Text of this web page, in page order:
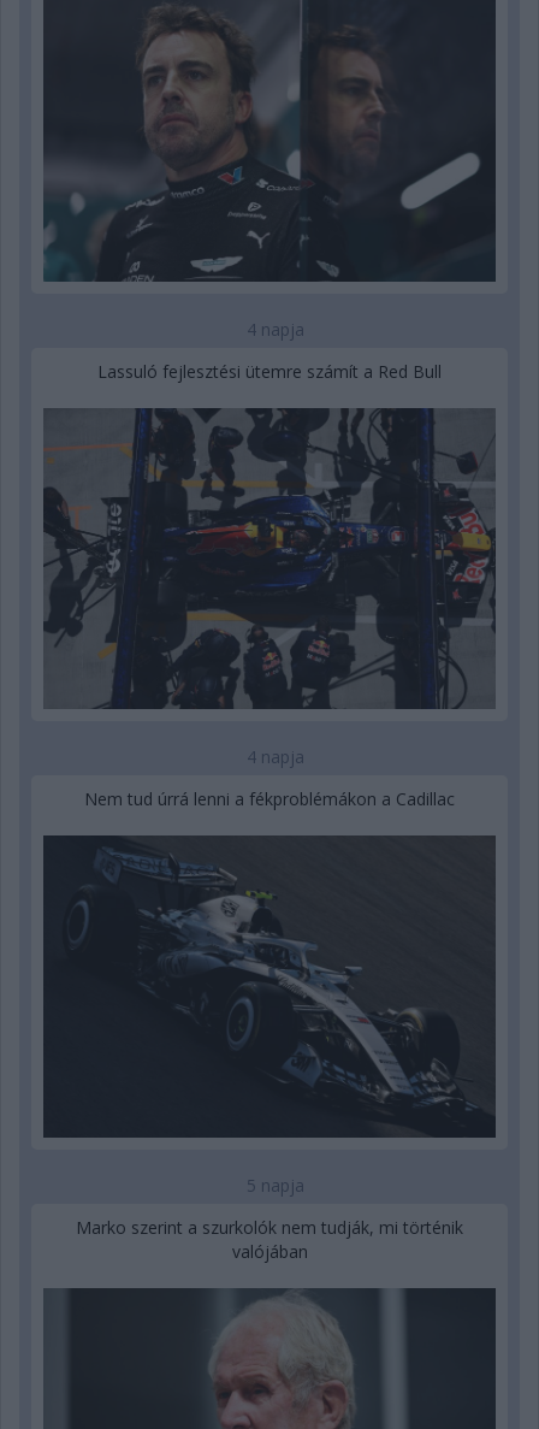
4 napja
Lassuló fejlesztési ütemre számít a Red Bull
4 napja
Nem tud úrrá lenni a fékproblémákon a Cadillac
5 napja
Marko szerint a szurkolók nem tudják, mi történik
valójában